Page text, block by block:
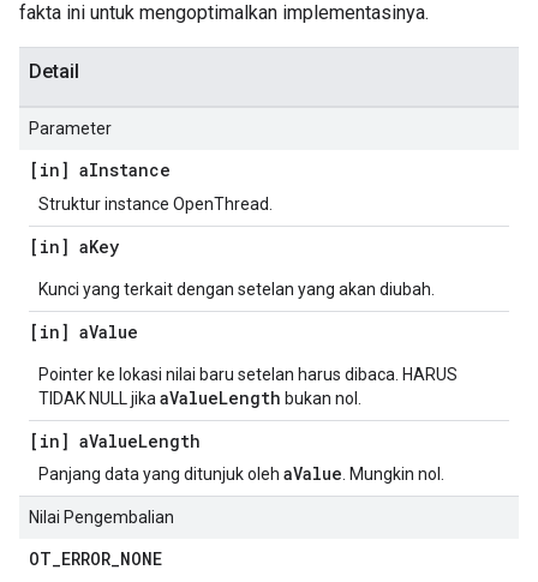
fakta ini untuk mengoptimalkan implementasinya.
Detail
Parameter
[in] aInstance
Struktur instance OpenThread.
[in] aKey
Kunci yang terkait dengan setelan yang akan diubah.
[in] aValue
Pointer ke lokasi nilai baru setelan harus dibaca. HARUS
TIDAK NULL jika aValueLength bukan nol.
[in] aValueLength
Panjang data yang ditunjuk oleh aValue . Mungkin nol.
Nilai Pengembalian
OT_ERROR_NONE